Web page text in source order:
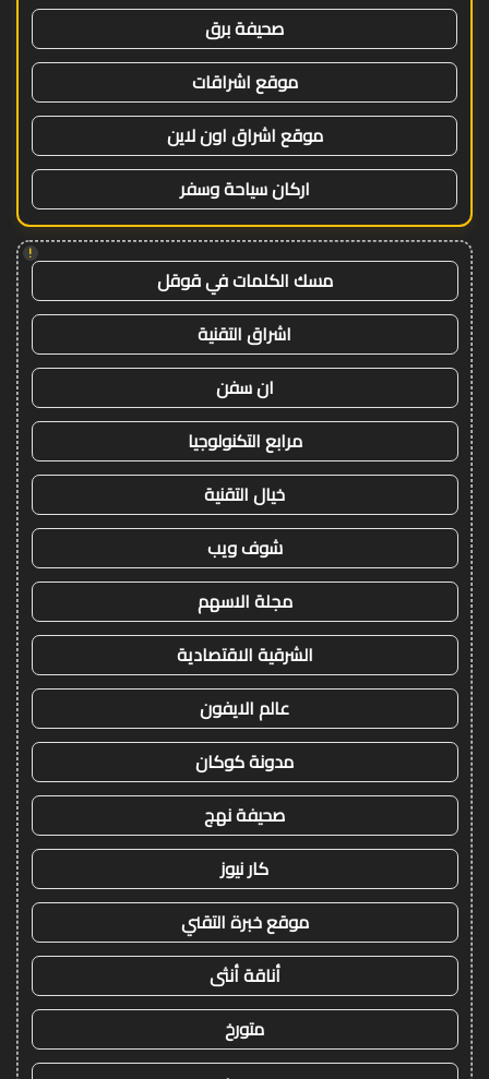
صحيفة برق
موقع اشراقات
موقع اشراق اون لاين
اركان سياحة وسفر
!
مسك الكلمات في قوقل
اشراق التقنية
ان سفن
مرابع التكنولوجيا
خيال التقنية
شوف ويب
مجلة الاسهم
الشرقية الاقتصادية
عالم الايفون
مدونة كوكان
صحيفة نهج
كار نيوز
موقع خبرة التقني
أناقة أنثى
متورخ